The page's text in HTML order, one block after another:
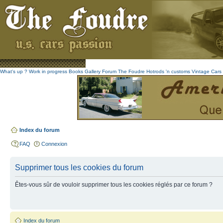
What's up ? Work in progress Books Gallery Forum The Foudre Hotrods 'n customs Vintage Cars
Index du forum
FAQ Connexion
Supprimer tous les cookies du forum
Êtes-vous sûr de vouloir supprimer tous les cookies réglés par ce forum ?
Index du forum